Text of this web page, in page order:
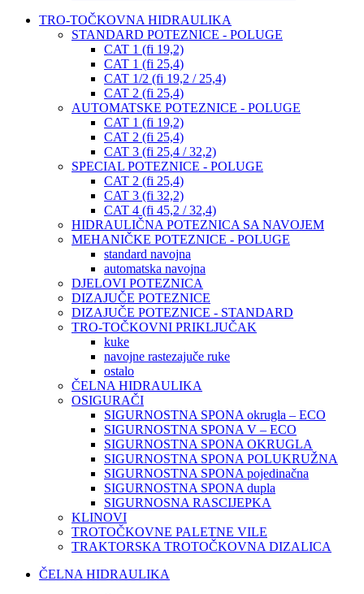
TRO-TOČKOVNA HIDRAULIKA
STANDARD POTEZNICE - POLUGE
CAT 1 (fi 19,2)
CAT 1 (fi 25,4)
CAT 1/2 (fi 19,2 / 25,4)
CAT 2 (fi 25,4)
AUTOMATSKE POTEZNICE - POLUGE
CAT 1 (fi 19,2)
CAT 2 (fi 25,4)
CAT 3 (fi 25,4 / 32,2)
SPECIAL POTEZNICE - POLUGE
CAT 2 (fi 25,4)
CAT 3 (fi 32,2)
CAT 4 (fi 45,2 / 32,4)
HIDRAULIČNA POTEZNICA SA NAVOJEM
MEHANIČKE POTEZNICE - POLUGE
standard navojna
automatska navojna
DJELOVI POTEZNICA
DIZAJUČE POTEZNICE
DIZAJUČE POTEZNICE - STANDARD
TRO-TOČKOVNI PRIKLJUČAK
kuke
navojne rastezajuče ruke
ostalo
ČELNA HIDRAULIKA
OSIGURAČI
SIGURNOSTNA SPONA okrugla – ECO
SIGURNOSTNA SPONA V – ECO
SIGURNOSTNA SPONA OKRUGLA
SIGURNOSTNA SPONA POLUKRUŽNA
SIGURNOSTNA SPONA pojedinačna
SIGURNOSTNA SPONA dupla
SIGURNOSNA RASCIJEPKA
KLINOVI
TROTOČKOVNE PALETNE VILE
TRAKTORSKA TROTOČKOVNA DIZALICA
ČELNA HIDRAULIKA